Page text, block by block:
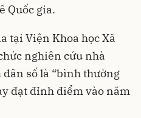
Quốc gia.
tại Viện Khoa học Xã
nghiên cứu nhà
số là “bình thường
đạt đỉnh điểm vào năm